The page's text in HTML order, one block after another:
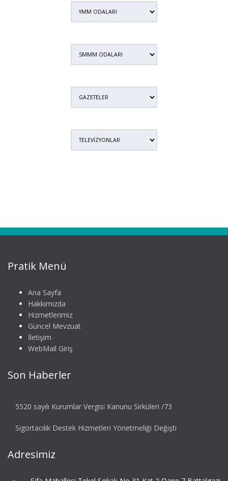
Pratik Menü
Ana Sayfa
Hakkımızda
Hizmetlerimiz
Güncel Mevzuat
İletişim
WebMail Giriş
Son Haberler
5520 sayılı Kurumlar Vergisi Kanunu Sirküleri /73
Sigortacılık Destek Hizmetleri Yönetmeliği Değişti
Adresimiz